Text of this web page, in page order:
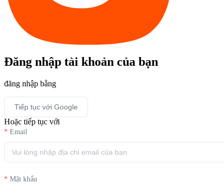
Đăng nhập tài khoản của bạn
đăng nhập bằng
Tiếp tục với Google
Hoặc tiếp tục với
Email
Mật khẩu